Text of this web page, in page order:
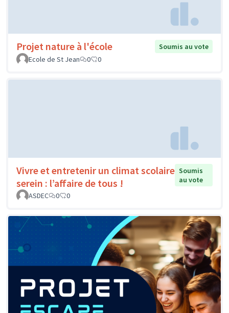
Projet nature à l'école
Soumis au vote
Ecole de St Jean
0 0
Vivre et entretenir un climat scolaire
serein : l’affaire de tous !
Soumis
au vote
ASDEC
0 0